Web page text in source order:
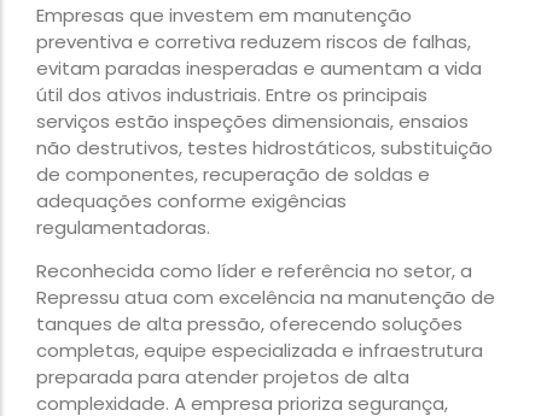
Empresas que investem em manutenção
preventiva e corretiva reduzem riscos de falhas,
evitam paradas inesperadas e aumentam a vida
útil dos ativos industriais. Entre os principais
serviços estão inspeções dimensionais, ensaios
não destrutivos, testes hidrostáticos, substituição
de componentes, recuperação de soldas e
adequações conforme exigências
regulamentadoras.
Reconhecida como líder e referência no setor, a
Repressu atua com excelência na manutenção de
tanques de alta pressão, oferecendo soluções
completas, equipe especializada e infraestrutura
preparada para atender projetos de alta
complexidade. A empresa prioriza segurança,